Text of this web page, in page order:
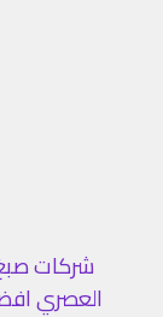
شركات
العصري